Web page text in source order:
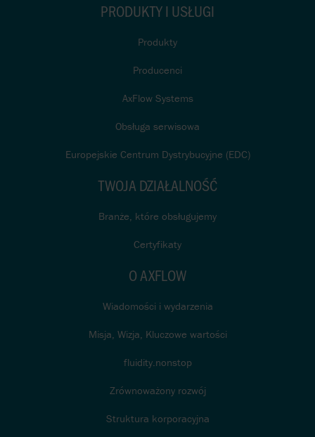
PRODUKTY I USŁUGI
Produkty
Producenci
AxFlow Systems
Obsługa serwisowa
Europejskie Centrum Dystrybucyjne (EDC)
TWOJA DZIAŁALNOŚĆ
Branże, które obsługujemy
Certyfikaty
O AXFLOW
Wiadomości i wydarzenia
Misja, Wizja, Kluczowe wartości
fluidity.nonstop
Zrównoważony rozwój
Struktura korporacyjna